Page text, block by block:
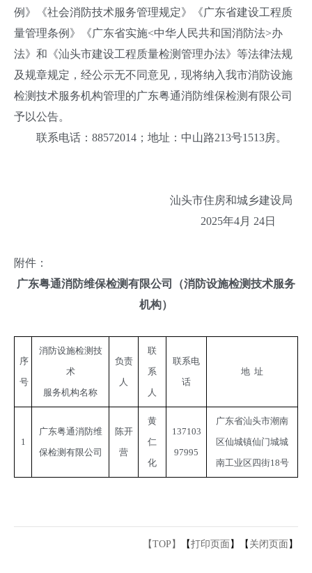
例》《社会消防技术服务管理规定》《广东省建设工程质
量管理条例》《广东省实施<中华人民共和国消防法>办
法》和《汕头市建设工程质量检测管理办法》等法律法规
及规章规定，经公示无不同意见，现将纳入我市消防设施
检测技术服务机构管理的广东粤通消防维保检测有限公司
予以公告。
联系电话：88572014；地址：中山路213号1513房。
汕头市住房和城乡建设局
2025年4月 24日
附件：
广东粤通消防维保检测有限公司
（消防设施检测技术服务
机构）
序
号
消防设施检测技
术
服务机构名称
负责
人
联
系
人
联系电
话
地  址
1
广东粤通消防维
保检测有限公司
陈开
营
黄
仁
化
137103
97995
广东省汕头市潮南
区仙城镇仙门城城
南工业区四街18号
【TOP】 【打印页面 】【 关闭页面 】